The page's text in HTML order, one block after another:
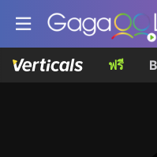
ฟรี